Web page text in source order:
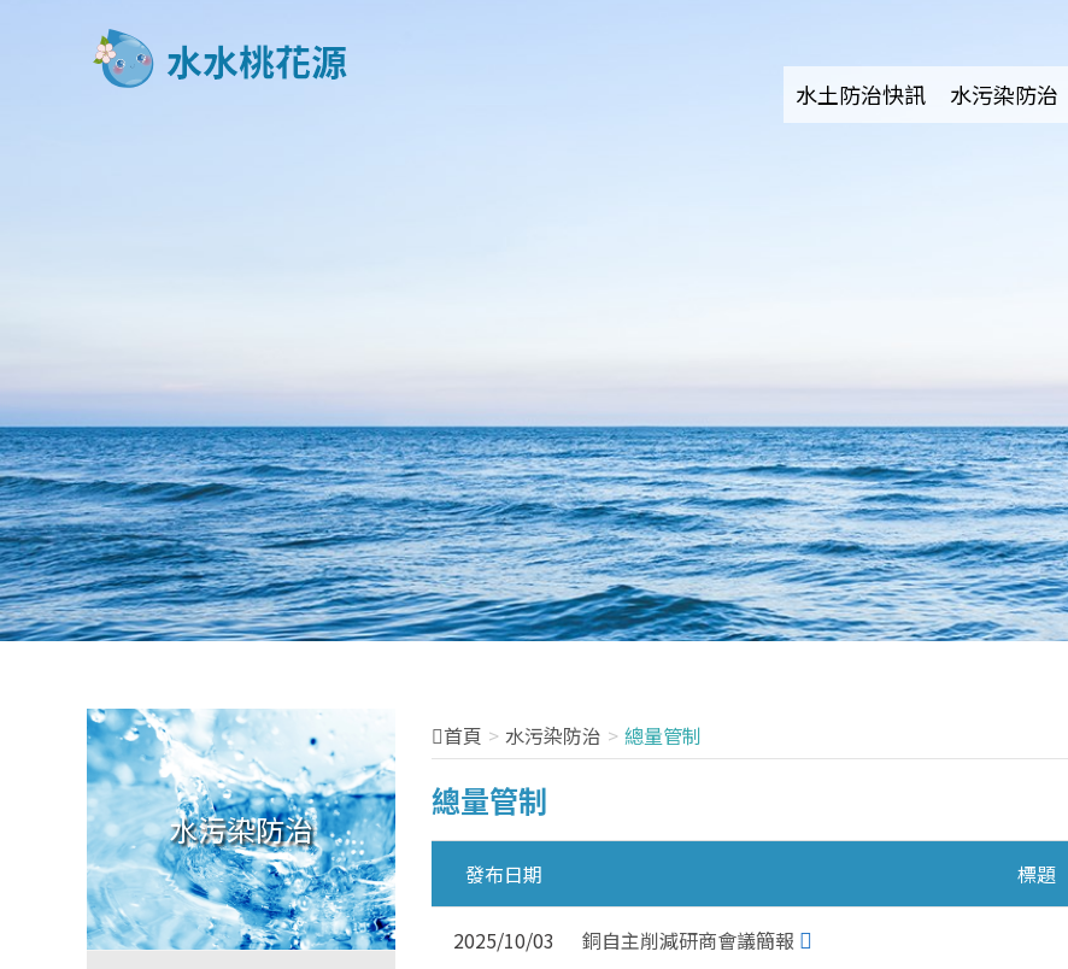
水土防治快訊 水污染防治
水污染防治
首頁 水污染防治 總量管制
總量管制
發布日期 標題
2025/10/03 銅自主削減研商會議簡報